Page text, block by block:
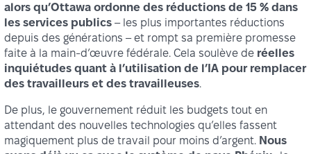
alors qu’Ottawa ordonne des réductions de 15 % dans
les services publics – les plus importantes réductions
depuis des générations – et rompt sa première promesse
faite à la main-d’œuvre fédérale. Cela soulève de réelles
inquiétudes quant à l’utilisation de l’IA pour remplacer
des travailleurs et des travailleuses.
De plus, le gouvernement réduit les budgets tout en
attendant des nouvelles technologies qu’elles fassent
magiquement plus de travail pour moins d’argent. Nous